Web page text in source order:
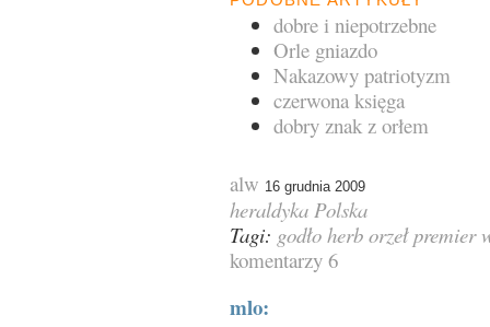
dobre i niepotrzebne
Orle gniazdo
Nakazowy patriotyzm
czerwona księga
dobry znak z orłem
alw 16 grudnia 2009
heraldyka Polska
Tagi: godło herb orzeł premier
komentarzy 6
mlo: